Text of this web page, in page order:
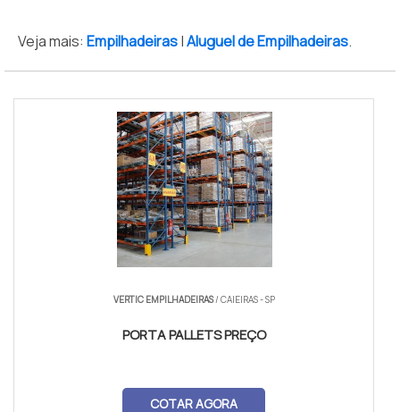
Veja mais: Empilhadeiras|Aluguel de Empilhadeiras.
VERTIC EMPILHADEIRAS/ CAIEIRAS - SP
PORTA PALLETS PREÇO
COTAR AGORA